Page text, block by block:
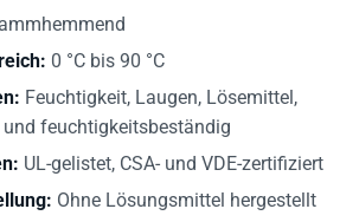
0 °C bis 90 °C
Feuchtigkeit, Laugen, Lösemittel,
und feuchtigkeitsbeständig
UL-gelistet, CSA- und VDE-zertifiziert
Ohne Lösungsmittel hergestellt